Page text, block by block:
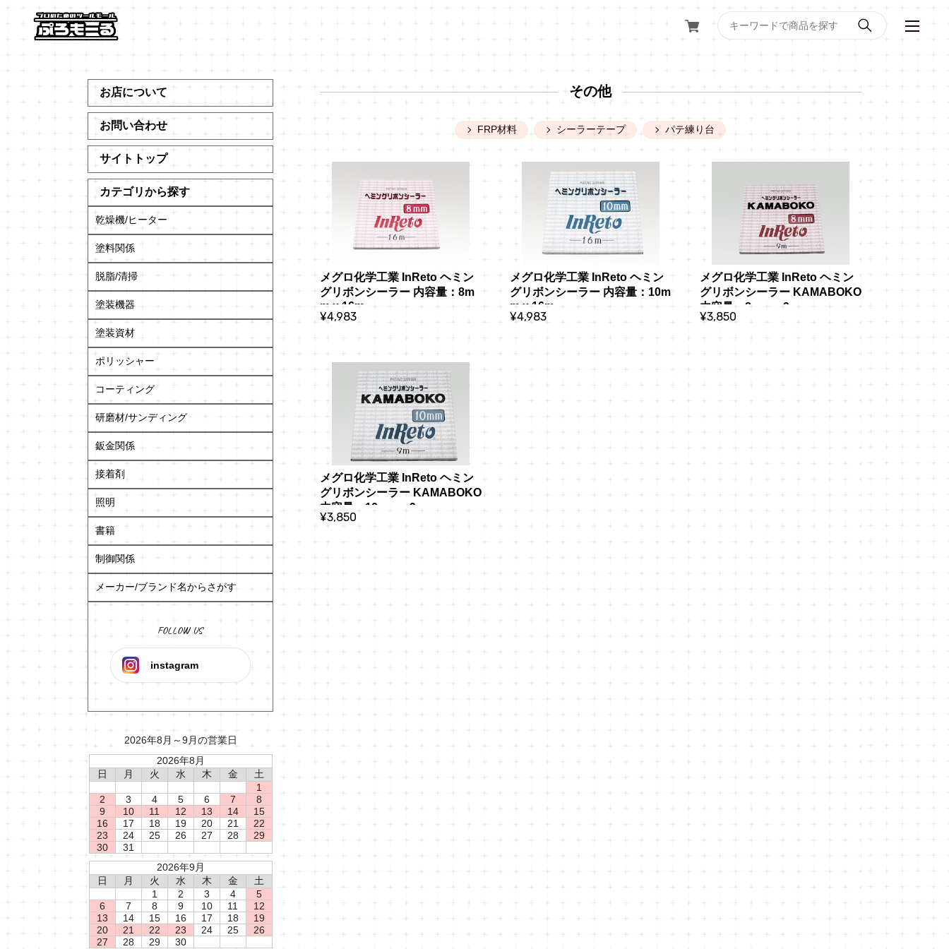
お店について
お問い合わせ
サイトトップ
カテゴリから探す
乾燥機/ヒーター
塗料関係
脱脂/清掃
塗装機器
塗装資材
ポリッシャー
コーティング
研磨材/サンディング
鈑金関係
接着剤
照明
書籍
制御関係
メーカー/ブランド名からさがす
FOLLOW US
instagram
2026年8月～9月の営業日
2026年8月
日
月 火 水 木 金
土
1
2
3 4 5 6 7
8
9
10 11 12 13 14
15
16
17 18 19 20 21
22
23
24 25 26 27 28
29
30
31
2026年9月
日
月 火 水 木 金
土
1
2 3 4
5
6
7 8 9 10 11
12
13
14 15 16 17 18
19
20
21 22 23 24 25
26
27
28 29 30
その他
FRP材料 シーラーテープ パテ練り台
メグロ化学工業 InReto ヘミン
グリボンシーラー 内容量：8m
m x 16m
¥4,983
メグロ化学工業 InReto ヘミン
グリボンシーラー 内容量：10m
m x 16m
¥4,983
メグロ化学工業 InReto ヘミン
グリボンシーラー KAMABOKO
内容量：8mm x 9m
¥3,850
メグロ化学工業 InReto ヘミン
グリボンシーラー KAMABOKO
内容量：10mm x 9m
¥3,850